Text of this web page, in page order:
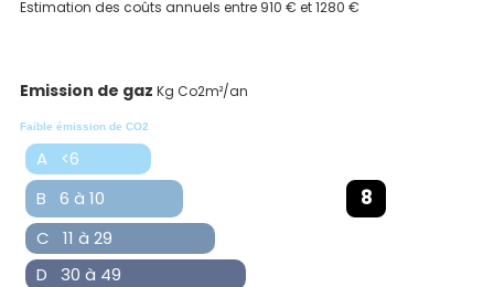
Estimation des coûts annuels entre 910 € et 1280 €
Emission de gaz Kg Co2m²/an
Faible émission de CO2
A <6
B 6 à 10
8
C 11 à 29
D 30 à 49